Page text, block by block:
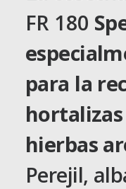
FR 180
para la
hierbas
Perejil,